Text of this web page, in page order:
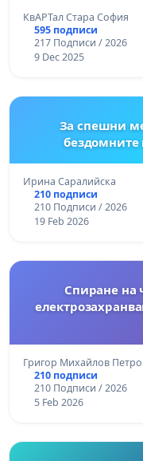
КвАРТал Стара София
595 подписи
217 Подписи / 2026
9 Dec 2025
За спешни
бездомните
Ирина Саралийска
210 подписи
210 Подписи / 2026
19 Feb 2026
Спиране на
Григор Михайлов
210 подписи
210 Подписи / 2026
5 Feb 2026